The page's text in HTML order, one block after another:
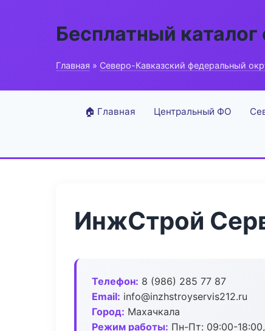
Бесплатный
Главная » Северо-Кавказский федеральный
🏠 Главная Центральный ФО
ИнжСтрой
Телефон: 8 (986) 285 77 87
Email: info@inzhstroyservis212.ru
Город: Махачкала
Режим работы: Пн-Пт: 09:00-